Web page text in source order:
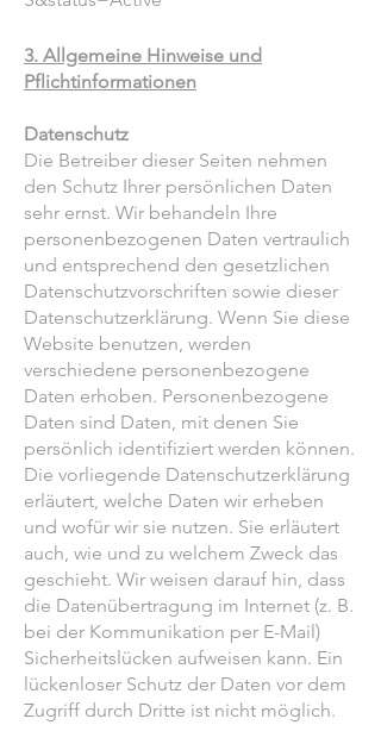
3. Allgemeine Hinweise und
Pflichtinformationen
Datenschutz
Die Betreiber dieser Seiten nehmen
den Schutz Ihrer persönlichen Daten
sehr ernst. Wir behandeln Ihre
personenbezogenen Daten vertraulich
und entsprechend den gesetzlichen
Datenschutzvorschriften sowie dieser
Datenschutzerklärung. Wenn Sie diese
Website benutzen, werden
verschiedene personenbezogene
Daten erhoben. Personenbezogene
Daten sind Daten, mit denen Sie
persönlich identifiziert werden können.
Die vorliegende Datenschutzerklärung
erläutert, welche Daten wir erheben
und wofür wir sie nutzen. Sie erläutert
auch, wie und zu welchem Zweck das
geschieht. Wir weisen darauf hin, dass
die Datenübertragung im Internet (z. B.
bei der Kommunikation per E-Mail)
Sicherheitslücken aufweisen kann. Ein
lückenloser Schutz der Daten vor dem
Zugriff durch Dritte ist nicht möglich.